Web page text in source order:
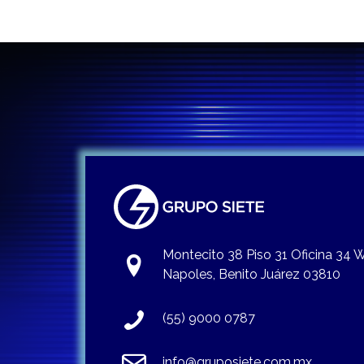
Montecito 38 Piso 31 Oficina 34
Napoles, Benito Juárez 03810
(55) 9000 0787